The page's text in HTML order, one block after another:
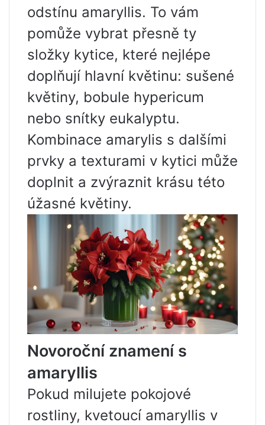
odstínu amaryllis. To vám
pomůže vybrat přesně ty
složky kytice, které nejlépe
doplňují hlavní květinu: sušené
květiny, bobule hypericum
nebo snítky eukalyptu.
Kombinace amarylis s dalšími
prvky a texturami v kytici může
doplnit a zvýraznit krásu této
úžasné květiny.
Novoroční znamení s
amaryllis
Pokud milujete pokojové
rostliny, kvetoucí amaryllis v